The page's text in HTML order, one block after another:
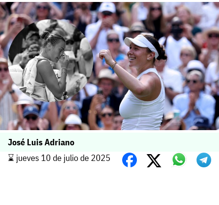
José Luis Adriano
⌛️ jueves 10 de julio de 2025